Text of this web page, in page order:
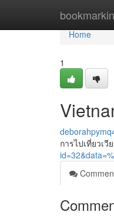
Home
Home
1
การไปเที่ยวเ